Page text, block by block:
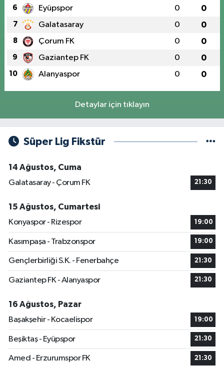
6 Eyüpspor 0 0
7 Galatasaray 0 0
8 Çorum FK 0 0
9 Gaziantep FK 0 0
10 Alanyaspor 0 0
Detaylar için tıklayın
Süper Lig Fikstür
14 Ağustos, Cuma
Galatasaray - Çorum FK
21:30
15 Ağustos, Cumartesi
Konyaspor - Rizespor
19:00
Kasımpaşa - Trabzonspor 19:00
Gençlerbirliği S.K. - Fenerbahçe 21:30
Gaziantep FK - Alanyaspor 21:30
16 Ağustos, Pazar
Başakşehir - Kocaelispor
19:00
Beşiktaş - Eyüpspor 21:30
Amed - Erzurumspor FK 21:30